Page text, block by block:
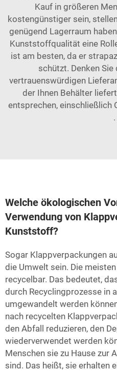
Kauf in größeren
kostengünstiger sein,
genügend Lagerraum
Kunststoffqualität eine
ist am besten, da er
schützt. Denken Sie
vertrauenswürdigen
der Ihnen Behälter
entsprechen, einschließlich
.
Welche ökologischen
Verwendung von
Kunststoff?
Sogar Klappverpackungen
die Umwelt sein. Die
recycelbar. Das bedeutet,
durch Recyclingprozesse in
umgewandelt werden
nach recycelten
den Abfall reduzieren, den
wiederverwendet werden
Menschen sie zu Hause zur
sind. Das heißt, sie erhalten